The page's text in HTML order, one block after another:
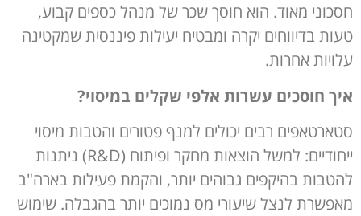
חסכוני מאוד. הוא חוסך שכר של מנהל כספים קבוע,
טעות בדיווחים יקרה ומבטיח יעילות פיננסית שמקטינה
עלויות אחרות.
איך חוסכים עשרות אלפי שקלים במיסוי?
סטארטאפים רבים יכולים למנף פטורים והטבות מיסוי
ייחודיים: למשל הוצאות מחקר ופיתוח (R&D) ניתנות
להטבות בהיקפים גבוהים יותר, והקמת פעילות בארה"ב
מאפשרת לנצל שיעורי מס נמוכים יותר בהגבלה. שימוש